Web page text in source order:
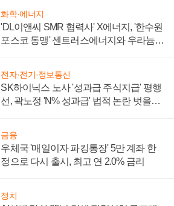
화학·에너지
'DL이앤씨 SMR 협력사' X에너지, '한수원
포스코 동맹' 센트러스에너지와 우라늄
전자·전기·정보통신
SK하이닉스 노사 '성과급 주식지급' 평행
선, 곽노정 'N% 성과급' 법적 논란 벗을지
금융
우체국 '매일이자 파킹통장' 5만 계좌 한
정으로 다시 출시, 최고 연 2.0% 금리
정치